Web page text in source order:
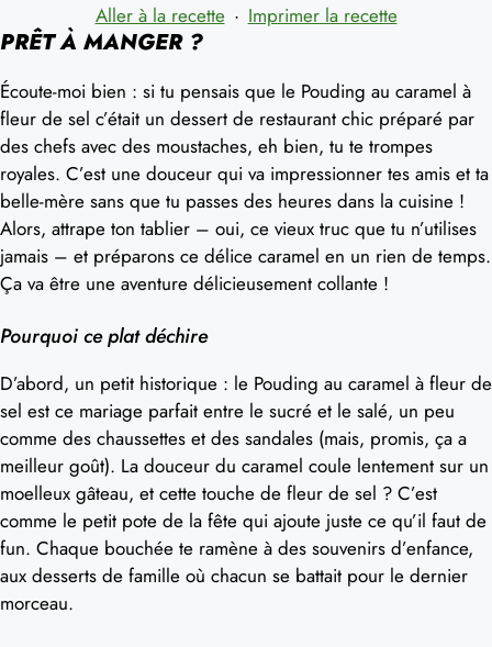
Aller à la recette · Imprimer la recette
PRÊT À MANGER ?
Écoute-moi bien : si tu pensais que le Pouding au caramel à
fleur de sel c’était un dessert de restaurant chic préparé par
des chefs avec des moustaches, eh bien, tu te trompes
royales. C’est une douceur qui va impressionner tes amis et ta
belle-mère sans que tu passes des heures dans la cuisine !
Alors, attrape ton tablier – oui, ce vieux truc que tu n’utilises
jamais – et préparons ce délice caramel en un rien de temps.
Ça va être une aventure délicieusement collante !
Pourquoi ce plat déchire
D’abord, un petit historique : le Pouding au caramel à fleur de
sel est ce mariage parfait entre le sucré et le salé, un peu
comme des chaussettes et des sandales (mais, promis, ça a
meilleur goût). La douceur du caramel coule lentement sur un
moelleux gâteau, et cette touche de fleur de sel ? C’est
comme le petit pote de la fête qui ajoute juste ce qu’il faut de
fun. Chaque bouchée te ramène à des souvenirs d’enfance,
aux desserts de famille où chacun se battait pour le dernier
morceau.